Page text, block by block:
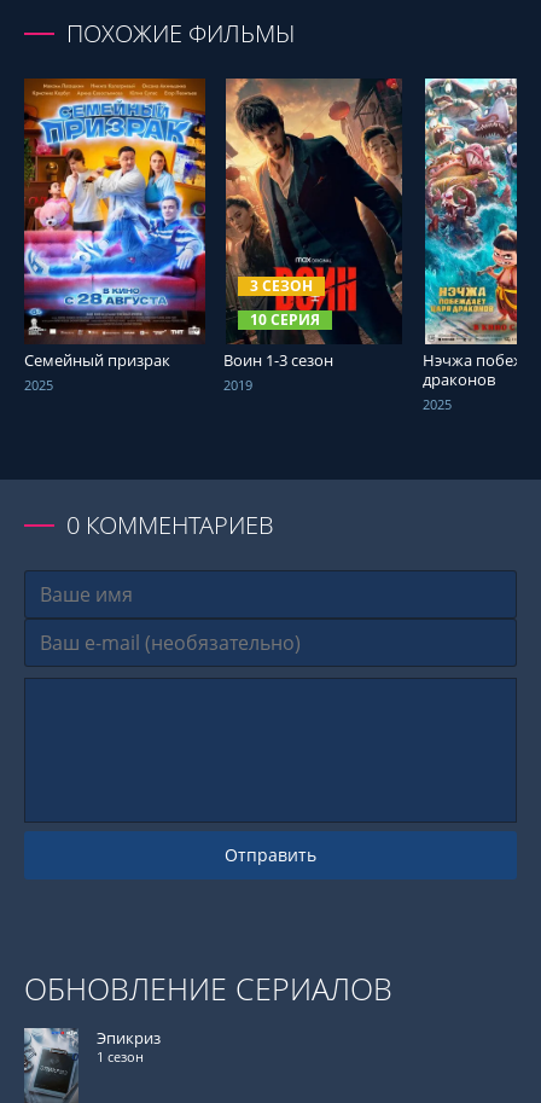
ПОХОЖИЕ ФИЛЬМЫ
СМОТРЕТЬ ОНЛАЙН
Семейный призрак
2025
3 СЕЗОН
10 СЕРИЯ
СМОТРЕТЬ ОНЛАЙН
Воин 1-3 сезон
2019
СМОТРЕТЬ
Нэчжа
драконов
2025
0 КОММЕНТАРИЕВ
Отправить
ОБНОВЛЕНИЕ СЕРИАЛОВ
Эпикриз
1 сезон